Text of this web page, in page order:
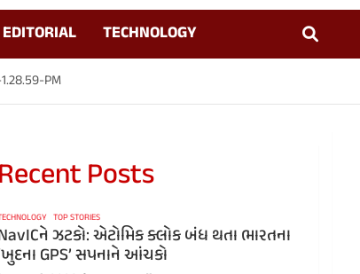
EDITORIAL TECHNOLOGY
PM
Recent Posts
TOP STORIES
ઝટકો: એટોમિક ક્લોક બંધ થતા ભારતના
GPS’ સપનાને આંચકો